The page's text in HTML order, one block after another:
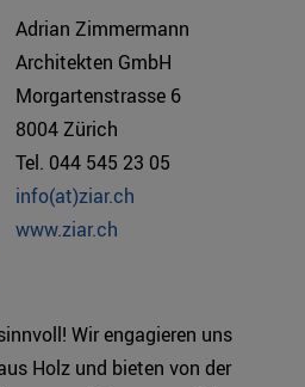
Adrian Zimmermann
Architekten GmbH
Morgartenstrasse 6
8004 Zürich
Tel. 044 545 23 05
info(at)ziar.ch
www.ziar.ch
Wir engagieren uns
Holz und bieten von der